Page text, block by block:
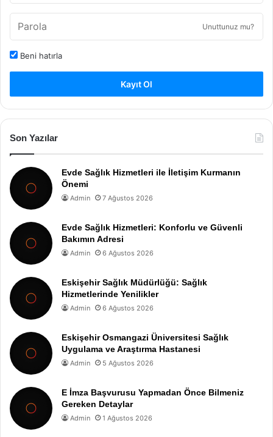
Unuttunuz mu?
Beni hatırla
Kayıt Ol
Son Yazılar
Evde Sağlık Hizmetleri ile İletişim Kurmanın
Önemi
Admin 7 Ağustos 2026
Evde Sağlık Hizmetleri: Konforlu ve Güvenli
Bakımın Adresi
Admin 6 Ağustos 2026
Eskişehir Sağlık Müdürlüğü: Sağlık
Hizmetlerinde Yenilikler
Admin 6 Ağustos 2026
Eskişehir Osmangazi Üniversitesi Sağlık
Uygulama ve Araştırma Hastanesi
Admin 5 Ağustos 2026
E İmza Başvurusu Yapmadan Önce Bilmeniz
Gereken Detaylar
Admin 1 Ağustos 2026